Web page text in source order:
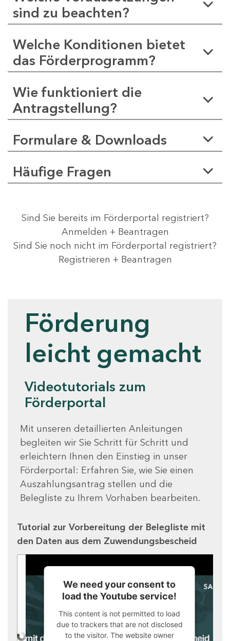
sind zu beachten?
Welche Konditionen bietet
das Förderprogramm?
Wie funktioniert die
Antragstellung?
Formulare & Downloads
Häufige Fragen
Sind Sie bereits im Förderportal registriert?
Anmelden + Beantragen
Sind Sie noch nicht im Förderportal registriert?
Registrieren + Beantragen
Förderung
leicht gemacht
Videotutorials zum
Förderportal
Mit unseren detaillierten Anleitungen
begleiten wir Sie Schritt für Schritt und
erleichtern Ihnen den Einstieg in unser
Förderportal: Erfahren Sie, wie Sie einen
Auszahlungsantrag stellen und die
Belegliste zu Ihrem Vorhaben bearbeiten.
Tutorial zur Vorbereitung der Belegliste mit
den Daten aus dem Zuwendungsbescheid
We need your consent to
load the Youtube service!
This content is not permitted to load
due to trackers that are not disclosed
to the visitor. The website owner